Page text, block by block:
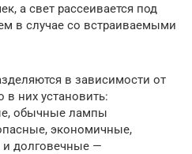
а свет рассеивается под
в случае со встраиваемыми
в зависимости от
них установить:
обычные лампы
экономичные,
долговечные —